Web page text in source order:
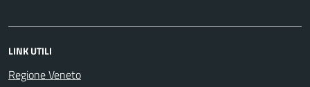
LINK UTILI
Regione Veneto